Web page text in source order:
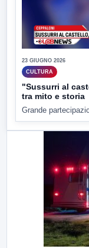
23 GIUGNO 2026
CULTURA
"Sussurri al
tra mito e storia
Grande